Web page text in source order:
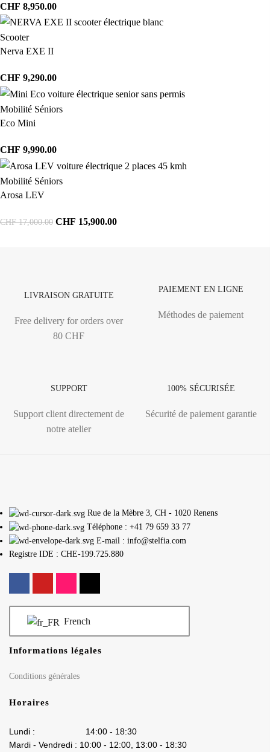
CHF 8,950.00
Scooter
Nerva EXE II
CHF 9,290.00
Mobilité Séniors
Eco Mini
CHF 9,990.00
Mobilité Séniors
Arosa LEV
CHF17,000.00 CHF 15,900.00
LIVRAISON GRATUITE
Free delivery for orders over
80 CHF
PAIEMENT EN LIGNE
Méthodes de paiement
SUPPORT
Support client directement de
notre atelier
100% SÉCURISÉE
Sécurité de paiement garantie
Rue de la Mèbre 3, CH - 1020 Renens
Téléphone : +41 79 659 33 77
E-mail : info@stelfia.com
Registre IDE : CHE-199.725.880
French
Informations légales
Conditions générales
Horaires
Lundi : 14:00 - 18:30
Mardi - Vendredi : 10:00 - 12:00, 13:00 - 18:30